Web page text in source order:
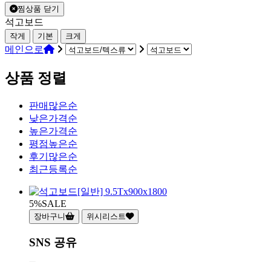
찜상품 닫기
석고보드
작게 기본 크게
메인으로
상품 정렬
판매많은순
낮은가격순
높은가격순
평점높은순
후기많은순
최근등록순
5%SALE
장바구니 위시리스트
SNS 공유